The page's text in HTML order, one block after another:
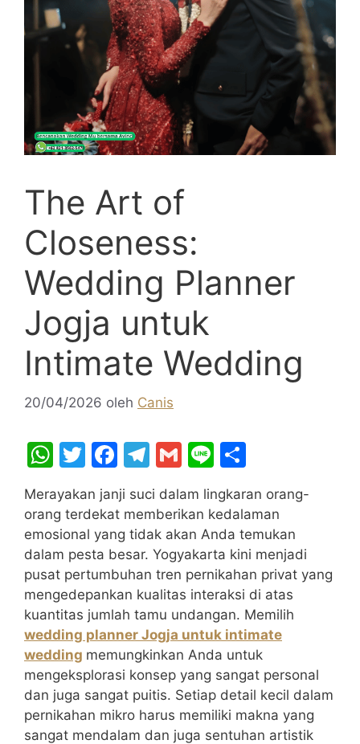
The Art of
Closeness:
Wedding Planner
Jogja untuk
Intimate Wedding
20/04/2026 oleh Canis
W
at
s
A
p
p
T
itt
er
F
c
e
b
o
o
k
T
e
gr
a
m
G
ai
l
Li
e ar
e
Merayakan janji suci dalam lingkaran orang-
orang terdekat memberikan kedalaman
emosional yang tidak akan Anda temukan
dalam pesta besar. Yogyakarta kini menjadi
pusat pertumbuhan tren pernikahan privat yang
mengedepankan kualitas interaksi di atas
kuantitas jumlah tamu undangan. Memilih
wedding planner Jogja untuk intimate
wedding memungkinkan Anda untuk
mengeksplorasi konsep yang sangat personal
dan juga sangat puitis. Setiap detail kecil dalam
pernikahan mikro harus memiliki makna yang
sangat mendalam dan juga sentuhan artistik